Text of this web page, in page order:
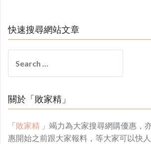
快速搜尋網站文章
for:
關於「敗家精」
「敗家精 」竭力為大家搜尋網購優惠，
惠開始之前跟大家報料，等大家可以快